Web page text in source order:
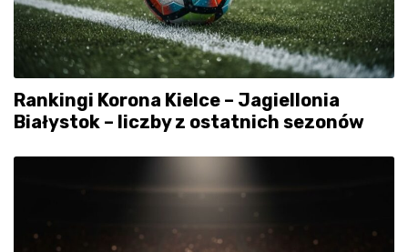
Rankingi Korona Kielce – Jagiellonia
Białystok – liczby z ostatnich sezonów